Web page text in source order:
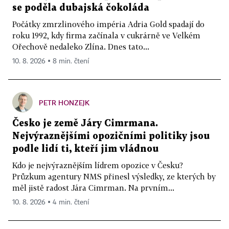
se poděla dubajská čokoláda
Počátky zmrzlinového impéria Adria Gold spadají do
roku 1992, kdy firma začínala v cukrárně ve Velkém
Ořechově nedaleko Zlína. Dnes tato...
10. 8. 2026 ▪ 8 min. čtení
PETR HONZEJK
Česko je země Járy Cimrmana.
Nejvýraznějšími opozičními politiky jsou
podle lidí ti, kteří jim vládnou
Kdo je nejvýraznějším lídrem opozice v Česku?
Průzkum agentury NMS přinesl výsledky, ze kterých by
měl jistě radost Jára Cimrman. Na prvním...
10. 8. 2026 ▪ 4 min. čtení